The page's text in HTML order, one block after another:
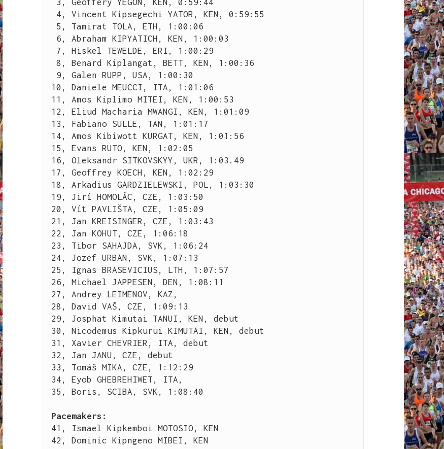
10, Daniele MEUCCI, ITA, 1:01:06
11, Amos Kiplimo MITEI, KEN, 1:00:53
12, Eliud Macharia MWANGI, KEN, 1:01:09
13, Fabiano SULLE, TAN, 1:01:17
14, Amos Kibiwott KURGAT, KEN, 1:01:56
15, Evans RUTO, KEN, 1:02:05
16, Oleksandr SITKOVSKYY, UKR, 1:03.49
17, Geoffrey KOECH, KEN, 1:02:29
18, Arkadius GARDZIELEWSKI, POL, 1:03:30
19, Jirí HOMOLÁC, CZE, 1:03:50
20, Vít PAVLIŠTA, CZE, 1:05:09
21, Jan KREISINGER, CZE, 1:03:43
22, Jan KOHUT, CZE, 1:06:18
23, Tibor SAHAJDA, SVK, 1:06:24
24, Jozef URBAN, SVK, 1:07:13
25, Ignas BRASEVICIUS, LTH, 1:07:57
26, Michael JAPPESEN, DEN, 1:08:11
27, Andrey LEIMENOV, KAZ,
28, David VAŠ, CZE, 1:09:13
29, Josphat Kimutai TANUI, KEN, debut
30, Nicodemus Kipkurui KIMUTAI, KEN, debut
31, Xavier CHEVRIER, ITA, debut
32, Jan JANU, CZE, debut
33, Tomáš MIKA, CZE, 1:12:29
34, Eyob GHEBREHIWET, ITA,
35, Boris, SCIBA, SVK, 1:08:40
Pacemakers:
41, Ismael Kipkemboi MOTOSIO, KEN
42, Dominic Kipngeno MIBEI, KEN